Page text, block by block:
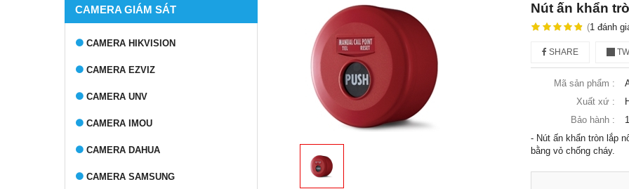
CAMERA GIÁM SÁT
CAMERA HIKVISION
CAMERA EZVIZ
CAMERA UNV
CAMERA IMOU
CAMERA DAHUA
CAMERA SAMSUNG
Nút ấn khẩn
(1 đánh
SHARE
Mã sản phẩm :
Xuất xứ :
Bảo hành :
- Nút ấn khẩn tròn lắp
bằng vỏ chống cháy.